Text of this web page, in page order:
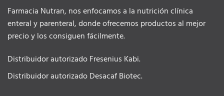
Farmacia Nutran, nos enfocamos a la nutrición clínica
enteral y parenteral, donde ofrecemos productos al mejor
precio y los consiguen fácilmente.
Distribuidor autorizado Fresenius Kabi.
Distribuidor autorizado Desacaf Biotec.